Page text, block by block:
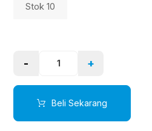
Stok 10
- +
Beli Sekarang